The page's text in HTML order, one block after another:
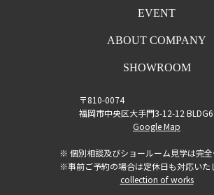
EVENT
ABOUT COMPANY
SHOWROOM
〒810-0074
福岡市中央区大手門3-12-12
Google Map
※ 個別相談及びショールーム見学は完
※事前ご予約の場合は定休日も対応いた
collection of works